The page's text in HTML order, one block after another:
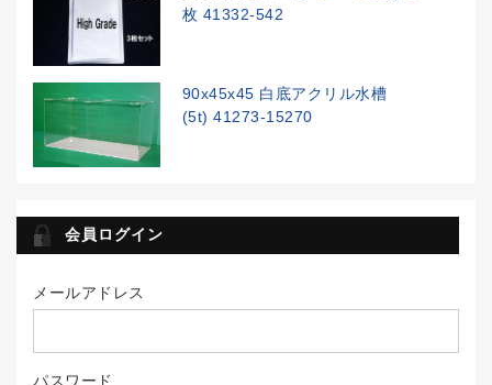
枚 41332-542
90x45x45 白底アクリル水槽
(5t) 41273-15270
会員ログイン
メールアドレス
パスワード